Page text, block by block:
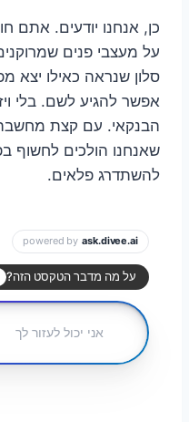
כן, אנחנו יודעים. אתם
על מעצבי פנים
סלון שנראה כאילו יצא
אפשר להגיע לשם. בלי
הבנקאי. עם קצת
שאנחנו הולכים לחשוף
להשתדרג פלאים.